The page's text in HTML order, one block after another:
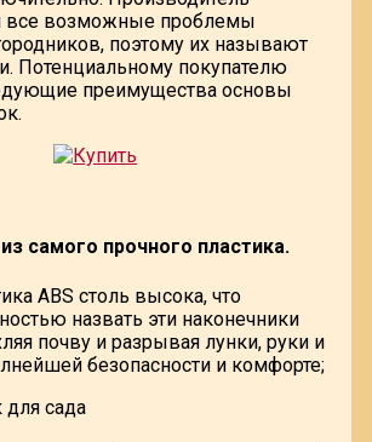
все возможные проблемы
поэтому их называют
Потенциальному покупателю
преимущества основы
самого прочного пластика.
ABS столь высока, что
назвать эти наконечники
почву и разрывая лунки, руки и
безопасности и комфорте;